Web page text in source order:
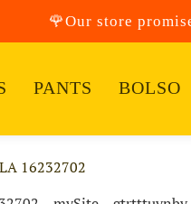
PANTS BOLSO
🌹Our store
16232702